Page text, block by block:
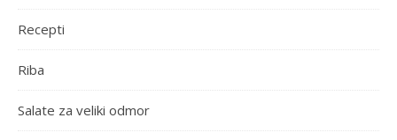
Recepti
Riba
Salate za veliki odmor